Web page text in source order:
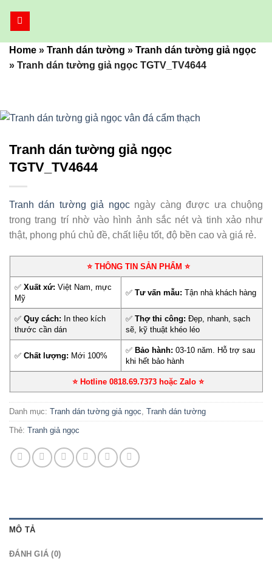
dungHome » Tranh dán tường » Tranh dán tường giả ngọc
» Tranh dán tường giả ngọc TGTV_TV4644
Tranh dán tường giả ngọc
TGTV_TV4644
Tranh dán tường giả ngọcngày càng được ưa chuộng
trong trang trí nhờ vào hình ảnh sắc nét và tinh xảo như
thật, phong phú chủ đề, chất liệu tốt, độ bền cao và giá rẻ.
⭐ THÔNG TIN SẢN PHẨM ⭐
✅Xuất xứ: Việt Nam, mực
Mỹ
✅Tư vấn mẫu: Tận nhà khách hàng
✅Quy cách: In theo kích
thước cần dán
✅Thợ thi công: Đẹp, nhanh, sạch
sẽ, kỹ thuật khéo léo
✅Chất lượng: Mới 100%
✅ Bảo hành: 03-10 năm. Hỗ trợ sau
khi hết bảo hành
⭐ Hotline 0818.69.7373 hoặc Zalo ⭐
Danh mục: Tranh dán tường giả ngọc Tranh dán tường
Thẻ: Tranh giả ngọc
MÔ TẢ
ĐÁNH GIÁ (0)